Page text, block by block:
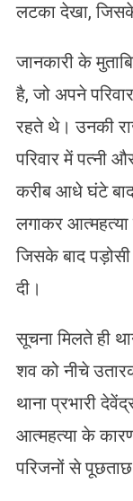
लटका देखा,
जानकारी के
है, जो अपने
रहते थे। उनकी
परिवार में पत्नी
करीब आधे घंटे
लगाकर
जिसके बाद
दी।
सूचना मिलते ही
शव को नीचे
थाना प्रभारी
आत्महत्या के
परिजनों से